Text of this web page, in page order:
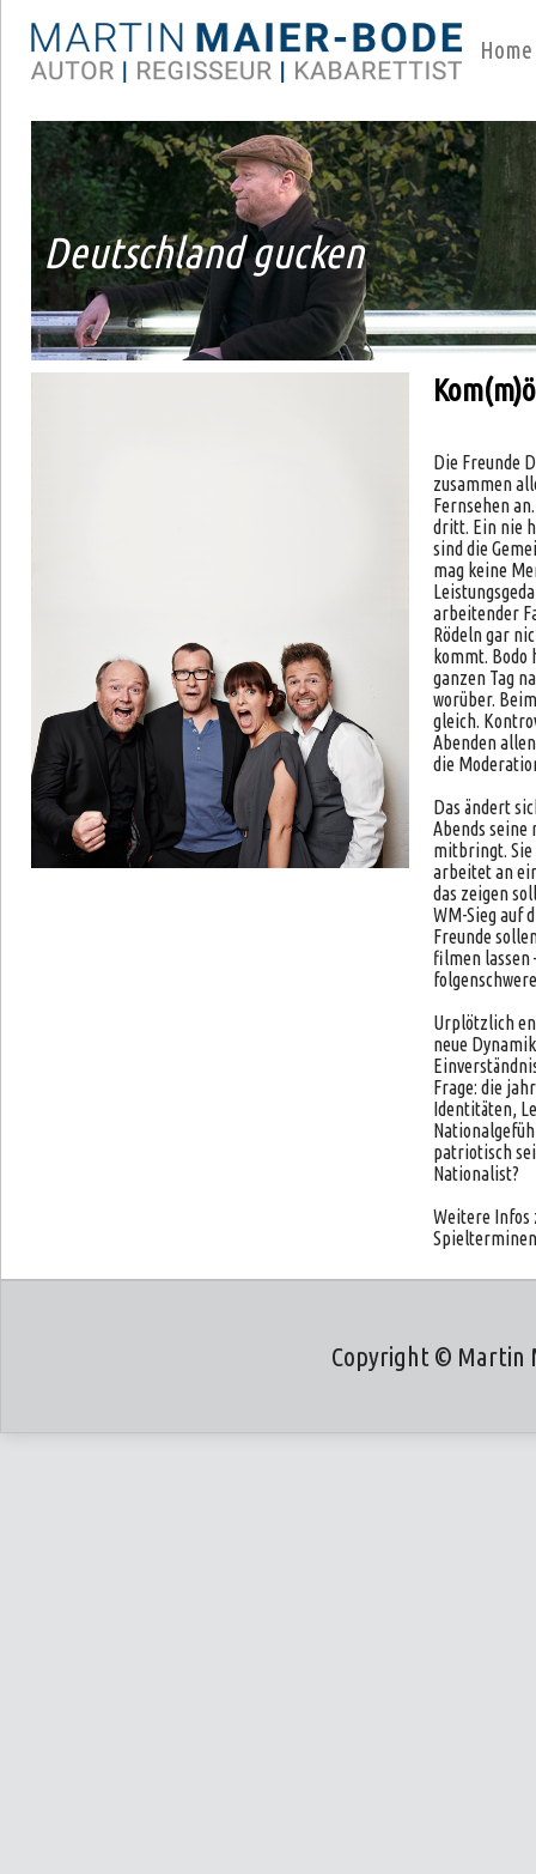
Home
Deutschland gucken
Die Freunde
zusammen
Fernsehen
dritt. Ein nie
sind die
mag keine
arbeitender
Rödeln gar
kommt. Bodo
ganzen Tag
worüber.
gleich.
Abenden
die
Das ändert
Abends seine
mitbringt.
arbeitet an
das zeigen
WM-Sieg auf
Freunde
filmen lassen
Urplötzlich
neue
Frage: die
Identitäten,
patriotisch
Nationalist?
Weitere Infos
Copyright © Martin